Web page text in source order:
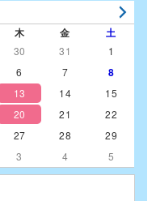
木 金 土
30 31
1
6 7 8
13 14
15
20 21
22
27 28
29
3 4 5